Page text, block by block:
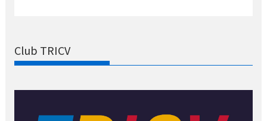
Club TRICV